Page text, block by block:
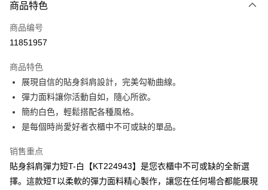
信用卡一次付款
超商取货付款
Apple Pay
街口支付
Google Pay
大哥付你分期
相关说明
1. 本服务由台湾大哥大提供，电信用户可立即使用无须另外申请。（限个人
AFTEE先享后付
商品特色
商品编号
11851957
商品特色
展現自信的貼身斜肩設計，完美勾勒曲線。
彈力面料讓你活動自如，隨心所欲。
簡約白色，輕鬆搭配各種風格。
是每個時尚愛好者衣櫃中不可或缺的單品。
销售重点
貼身斜肩彈力短T-白【KT224943】是您衣櫃中不可或缺的全新選
擇。這款短T以柔軟的彈力面料精心製作，讓您在任何場合都能展現